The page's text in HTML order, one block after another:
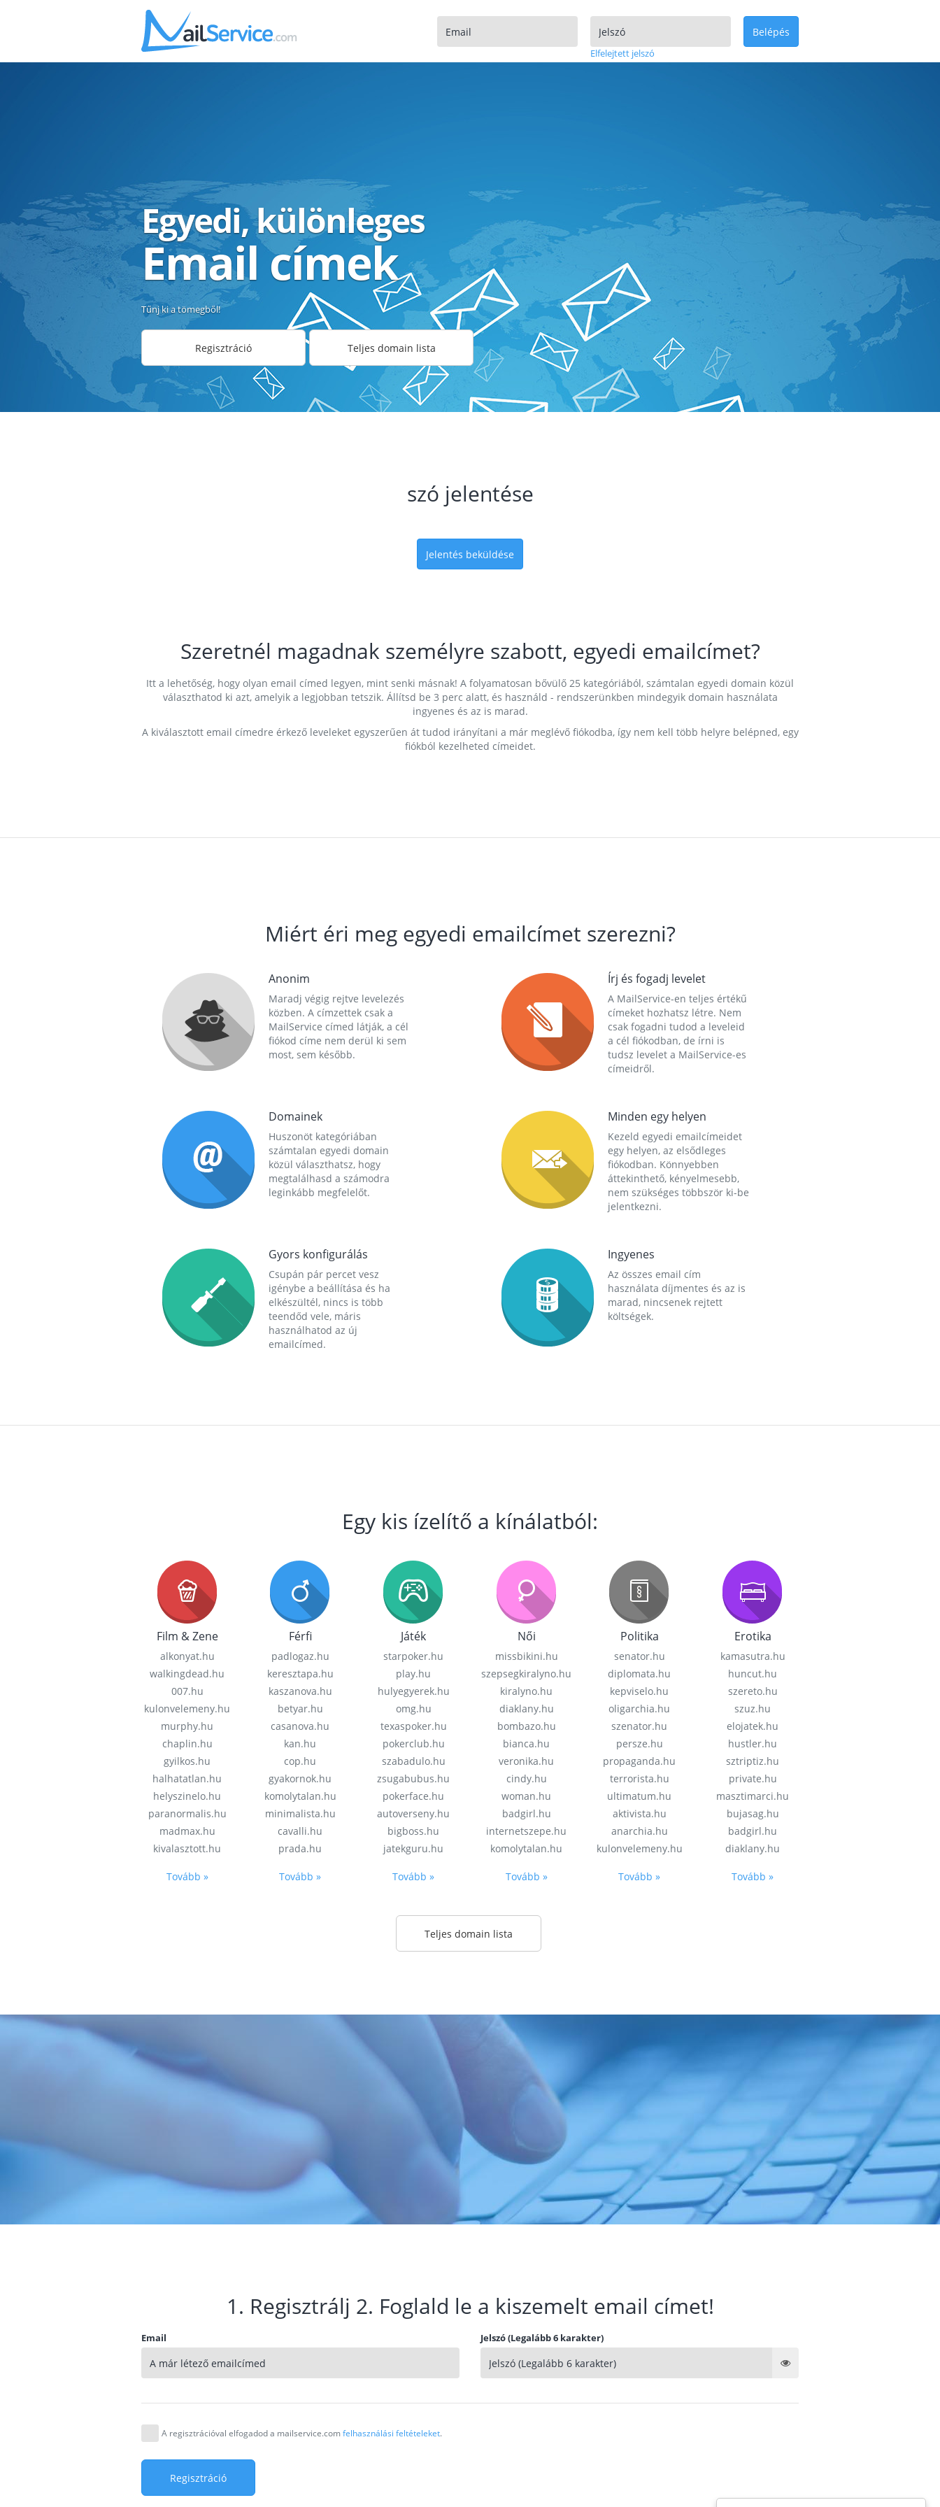
Elfelejtett jelszó
Belépés
Egyedi, különleges
Email címek
Tűnj ki a tömegből!
Regisztráció Teljes domain lista
szó jelentése
Jelentés beküldése
Szeretnél magadnak személyre szabott, egyedi emailcímet?
Itt a lehetőség, hogy olyan email címed legyen, mint senki másnak! A folyamatosan bővülő 25 kategóriából, számtalan egyedi domain közül
választhatod ki azt, amelyik a legjobban tetszik. Állítsd be 3 perc alatt, és használd - rendszerünkben mindegyik domain használata
ingyenes és az is marad.
A kiválasztott email címedre érkező leveleket egyszerűen át tudod irányítani a már meglévő fiókodba, így nem kell több helyre belépned, egy
fiókból kezelheted címeidet.
Miért éri meg egyedi emailcímet szerezni?
Anonim
Maradj végig rejtve levelezés
közben. A címzettek csak a
MailService címed látják, a cél
fiókod címe nem derül ki sem
most, sem később.
Írj és fogadj levelet
A MailService-en teljes értékű
címeket hozhatsz létre. Nem
csak fogadni tudod a leveleid
a cél fiókodban, de írni is
tudsz levelet a MailService-es
címeidről.
Domainek
Huszonöt kategóriában
számtalan egyedi domain
közül választhatsz, hogy
megtalálhasd a számodra
leginkább megfelelőt.
Minden egy helyen
Kezeld egyedi emailcímeidet
egy helyen, az elsődleges
fiókodban. Könnyebben
áttekinthető, kényelmesebb,
nem szükséges többször ki-be
jelentkezni.
Gyors konfigurálás
Csupán pár percet vesz
igénybe a beállítása és ha
elkészültél, nincs is több
teendőd vele, máris
használhatod az új
emailcímed.
Ingyenes
Az összes email cím
használata díjmentes és az is
marad, nincsenek rejtett
költségek.
Egy kis ízelítő a kínálatból:
Film & Zene
alkonyat.hu
walkingdead.hu
007.hu
kulonvelemeny.hu
murphy.hu
chaplin.hu
gyilkos.hu
halhatatlan.hu
helyszinelo.hu
paranormalis.hu
madmax.hu
kivalasztott.hu
Tovább »
Férfi
padlogaz.hu
keresztapa.hu
kaszanova.hu
betyar.hu
casanova.hu
kan.hu
cop.hu
gyakornok.hu
komolytalan.hu
minimalista.hu
cavalli.hu
prada.hu
Tovább »
Játék
starpoker.hu
play.hu
hulyegyerek.hu
omg.hu
texaspoker.hu
pokerclub.hu
szabadulo.hu
zsugabubus.hu
pokerface.hu
autoverseny.hu
bigboss.hu
jatekguru.hu
Tovább »
Női
missbikini.hu
szepsegkiralyno.hu
kiralyno.hu
diaklany.hu
bombazo.hu
bianca.hu
veronika.hu
cindy.hu
woman.hu
badgirl.hu
internetszepe.hu
komolytalan.hu
Tovább »
Politika
senator.hu
diplomata.hu
kepviselo.hu
oligarchia.hu
szenator.hu
persze.hu
propaganda.hu
terrorista.hu
ultimatum.hu
aktivista.hu
anarchia.hu
kulonvelemeny.hu
Tovább »
Erotika
kamasutra.hu
huncut.hu
szereto.hu
szuz.hu
elojatek.hu
hustler.hu
sztriptiz.hu
private.hu
masztimarci.hu
bujasag.hu
badgirl.hu
diaklany.hu
Tovább »
Teljes domain lista
1. Regisztrálj 2. Foglald le a kiszemelt email címet!
Email Jelszó (Legalább 6 karakter)
A regisztrációval elfogadod a mailservice.comfelhasználási feltételeket.
Regisztráció